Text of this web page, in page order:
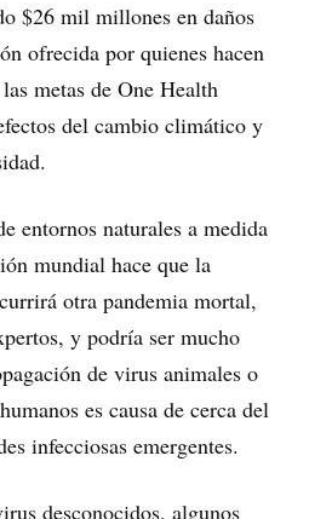
$26 mil millones en daños
ofrecida por quienes hacen
metas de One Health
del cambio climático y
entornos naturales a medida
mundial hace que la
otra pandemia mortal,
y podría ser mucho
de virus animales o
es causa de cerca del
infecciosas emergentes.
desconocidos, algunos